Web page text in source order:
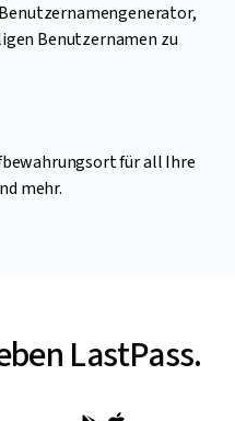
Benutzernamen zu
für all Ihre
mehr.
LastPass.